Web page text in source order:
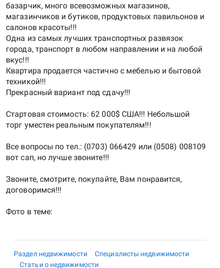
базарчик, много всевозможных магазинов,
магазинчиков и бутиков, продуктовых павильонов и
салонов красоты!!!
Одна из самых лучших транспортных развязок
города, транспорт в любом направлении и на любой
вкус!!!
Квартира продается частично с мебелью и бытовой
техникой!!!
Прекрасный вариант под сдачу!!!
Стартовая стоимость: 62 000$ США!!! Небольшой
торг уместен реальным покупателям!!!
Все вопросы по тел.: (0703) 066429 или (0508) 008109
вот сап, но лучше звоните!!!
Звоните, смотрите, покупайте, Вам понравится,
договоримся!!!
Раздел недвижимости
Специалисты недвижимости
Статьи о недвижимости